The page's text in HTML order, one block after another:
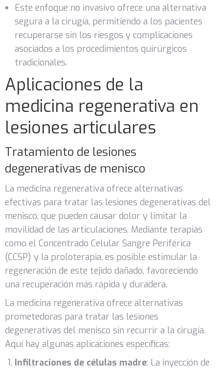
Este enfoque no invasivo ofrece una alternativa
segura a la cirugía, permitiendo a los pacientes
recuperarse sin los riesgos y complicaciones
asociados a los procedimientos quirúrgicos
tradicionales.
Aplicaciones de la
medicina regenerativa en
lesiones articulares
Tratamiento de lesiones
degenerativas de menisco
La medicina regenerativa ofrece alternativas
efectivas para tratar las lesiones degenerativas del
menisco, que pueden causar dolor y limitar la
movilidad de las articulaciones. Mediante terapias
como el Concentrado Celular Sangre Periférica
(CCSP) y la proloterapia, es posible estimular la
regeneración de este tejido dañado, favoreciendo
una recuperación más rápida y duradera.
La medicina regenerativa ofrece alternativas
prometedoras para tratar las lesiones
degenerativas del menisco sin recurrir a la cirugía.
Aquí hay algunas aplicaciones específicas:
Infiltraciones de células madre: La inyección de